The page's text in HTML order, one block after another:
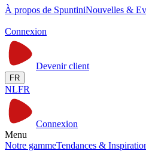
À propos de SpuntiniNouvelles &
Connexion
Devenir client
FR
NLFR
Connexion
Menu
Notre gammeTendances &